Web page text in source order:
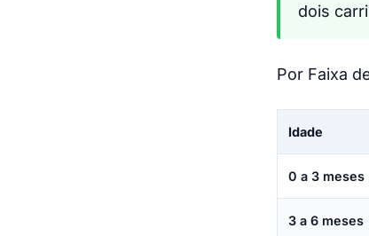
dois
Por Faixa
Idade
0 a 3 meses
3 a 6 meses